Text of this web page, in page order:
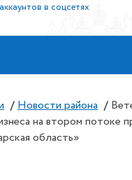
в соцсетях
/ Новости района /
на втором потоке
область»